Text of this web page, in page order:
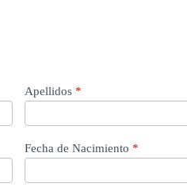
Apellidos *
Fecha de Nacimiento *